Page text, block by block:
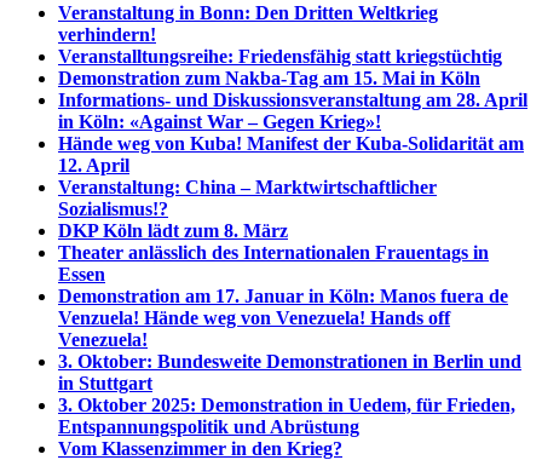
Veranstaltung in Bonn: Den Dritten Weltkrieg
verhindern!
Veranstalltungsreihe: Friedensfähig statt kriegstüchtig
Demonstration zum Nakba-Tag am 15. Mai in Köln
Informations- und Diskussionsveranstaltung am 28. April
in Köln: «Against War – Gegen Krieg»!
Hände weg von Kuba! Manifest der Kuba-Solidarität am
12. April
Veranstaltung: China – Marktwirtschaftlicher
Sozialismus!?
DKP Köln lädt zum 8. März
Theater anlässlich des Internationalen Frauentags in
Essen
Demonstration am 17. Januar in Köln: Manos fuera de
Venzuela! Hände weg von Venezuela! Hands off
Venezuela!
3. Oktober: Bundesweite Demonstrationen in Berlin und
in Stuttgart
3. Oktober 2025: Demonstration in Uedem, für Frieden,
Entspannungspolitik und Abrüstung
Vom Klassenzimmer in den Krieg?